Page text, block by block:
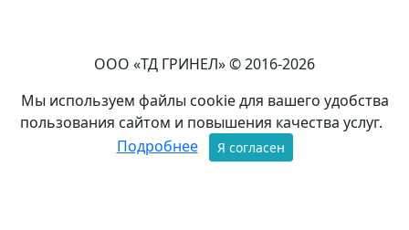
ООО «ТД ГРИНЕЛ» © 2016-2026
Мы используем файлы cookie для вашего удобства
пользования сайтом и повышения качества услуг.
Подробнее
Я согласен